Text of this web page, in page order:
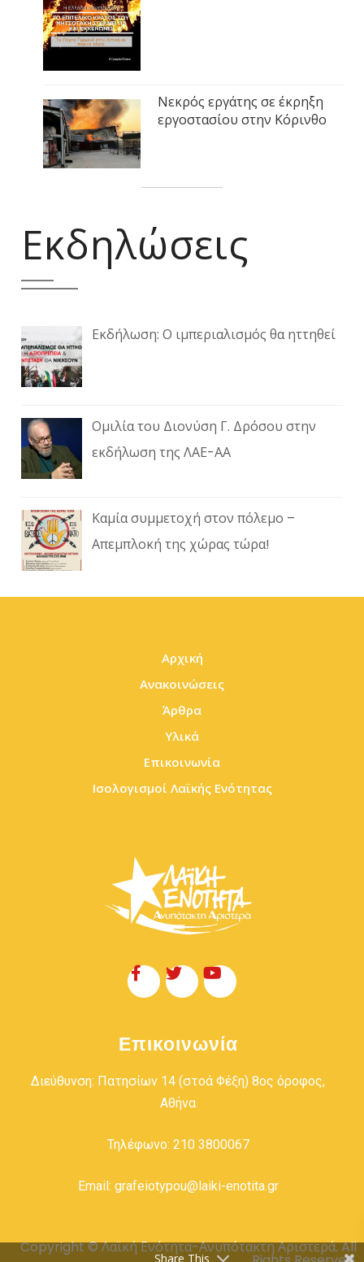
Νεκρός εργάτης σε έκρηξη
εργοστασίου στην Κόρινθο
Εκδηλώσεις
Εκδήλωση: Ο ιμπεριαλισμός θα ηττηθεί
Ομιλία του Διονύση Γ. Δρόσου στην
εκδήλωση της ΛΑΕ-ΑΑ
Καμία συμμετοχή στον πόλεμο –
Απεμπλοκή της χώρας τώρα!
Αρχική
Ανακοινώσεις
Άρθρα
Υλικά
Επικοινωνία
Ισολογισμοί Λαϊκής Ενότητας
Επικοινωνία
Διεύθυνση: Πατησίων 14 (στοά Φέξη) 8ος όροφος,
Αθήνα
Τηλέφωνο: 210 3800067
Email: grafeiotypou@laiki-enotita.gr
Copyright © Λαϊκή Ενότητα-Ανυπότακτη Αριστερά. All
Share This